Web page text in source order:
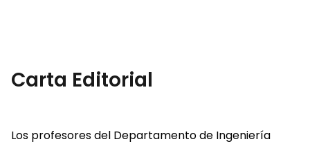
Carta Editorial
Los profesores del Departamento de Ingeniería